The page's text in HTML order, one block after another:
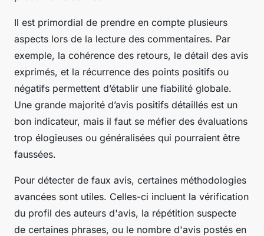
Il est primordial de prendre en compte plusieurs
aspects lors de la lecture des commentaires. Par
exemple, la cohérence des retours, le détail des avis
exprimés, et la récurrence des points positifs ou
négatifs permettent d’établir une fiabilité globale.
Une grande majorité d’avis positifs détaillés est un
bon indicateur, mais il faut se méfier des évaluations
trop élogieuses ou généralisées qui pourraient être
faussées.
Pour détecter de faux avis, certaines méthodologies
avancées sont utiles. Celles-ci incluent la vérification
du profil des auteurs d'avis, la répétition suspecte
de certaines phrases, ou le nombre d'avis postés en